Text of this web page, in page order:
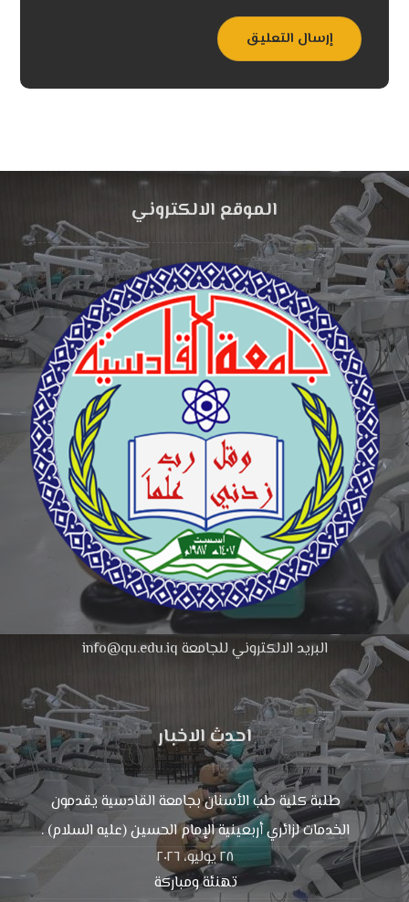
إرسال التعليق
الموقع الالكتروني
البريد الالكتروني للجامعة info@qu.edu.iq
احدث الاخبار
طلبة كلية طب الأسنان بجامعة القادسية يقدمون
الخدمات لزائري أربعينية الإمام الحسين (عليه السلام) .
٢٨ يوليو، ٢٠٢٦
تهنئة ومباركة